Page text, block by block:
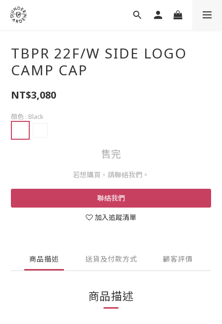
TBPR 22F/W SIDE LOGO
CAMP CAP
NT$3,080
顏色 : Black
售完
若想購買，請聯絡我們。
聯絡我們
加入追蹤清單
商品描述 送貨及付款方式 顧客評價
商品描述